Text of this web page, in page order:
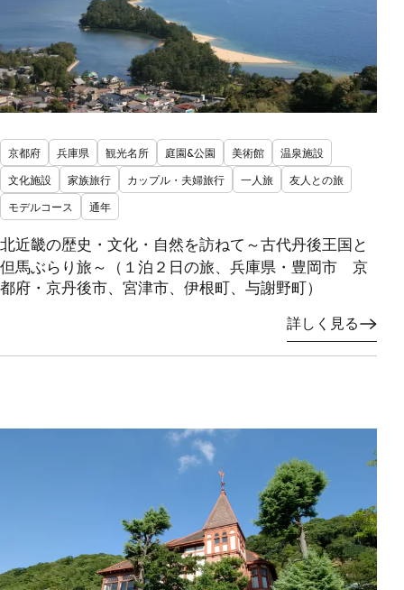
京都府 兵庫県 観光名所 庭園&公園 美術館
温泉施設
文化施設
家族旅行 カップル・夫婦旅行 一人旅
友人との旅
モデルコース
通年
北近畿の歴史・文化・自然を訪ねて～古代丹後王国と
但馬ぶらり旅～（１泊２日の旅、兵庫県・豊岡市 京
都府・京丹後市、宮津市、伊根町、与謝野町）
詳しく見る